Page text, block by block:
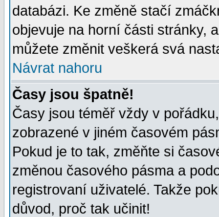
databázi. Ke změně stačí
objevuje na horní části stránky,
můžete změnit veškerá svá
Návrat nahoru
Časy jsou špatně!
Časy jsou téměř vždy v
zobrazené v jiném časovém
Pokud je to tak, změňte si
změnou časového pásma a
registrovaní uživatelé. Takže
důvod, proč tak učinit!